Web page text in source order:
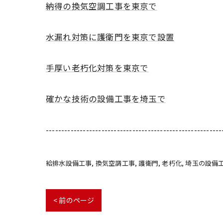
納得の換気空調工事を東京で
水漏れ対策に護衛門を東京で設置
手厚い老朽化対策を東京で
確かな技術の設備工事を埼玉で
給排水設備工事 換気空調工事 護衛門 老朽化 埼玉の設備
< 前のページ